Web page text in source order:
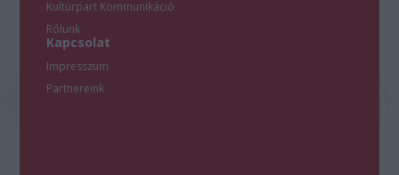
Kultúrpart Kommunikáció
Rólunk
Kapcsolat
Impresszum
Partnereink